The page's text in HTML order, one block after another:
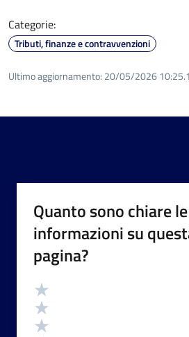
Categorie:
Tributi, finanze e contravvenzioni
Ultimo aggiornamento: 20/05/2026
Quanto sono chiare le
informazioni su
pagina?
Valutazione